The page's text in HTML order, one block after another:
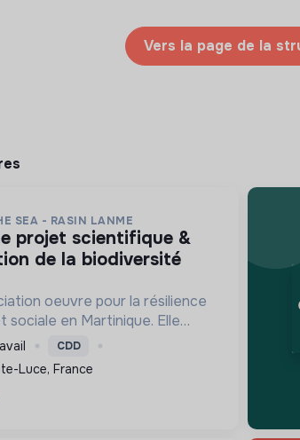
Vers la page de la
SEA - RASIN LANME
de la biodiversité
oeuvre pour la résilience
sociale en Martinique. Elle
les écosystèmes
sensibilise le public et
pour un aven...
CDD
Luce, France